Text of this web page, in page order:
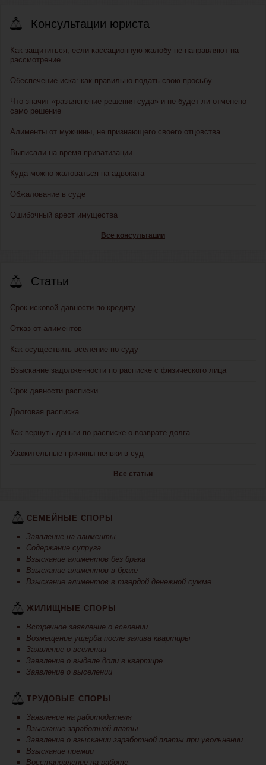
Консультации юриста
Как защититься, если кассационную жалобу не направляют на
рассмотрение
Обеспечение иска: как правильно подать свою просьбу
Что значит «разъяснение решения суда» и не будет ли отменено
само решение
Алименты от мужчины, не признающего своего отцовства
Выписали на время приватизации
Куда можно жаловаться на адвоката
Обжалование в суде
Ошибочный арест имущества
Все консультации
Статьи
Срок исковой давности по кредиту
Отказ от алиментов
Как осуществить вселение по суду
Взыскание задолженности по расписке с физического лица
Срок давности расписки
Долговая расписка
Как вернуть деньги по расписке о возврате долга
Уважительные причины неявки в суд
Все статьи
СЕМЕЙНЫЕ СПОРЫ
Заявление на алименты
Содержание супруга
Взыскание алиментов без брака
Взыскание алиментов в браке
Взыскание алиментов в твердой денежной сумме
ЖИЛИЩНЫЕ СПОРЫ
Встречное заявление о вселении
Возмещение ущерба после залива квартиры
Заявление о вселении
Заявление о выделе доли в квартире
Заявление о выселении
ТРУДОВЫЕ СПОРЫ
Заявление на работодателя
Взыскание заработной платы
Заявление о взыскании заработной платы при увольнении
Взыскание премии
Восстановление на работе